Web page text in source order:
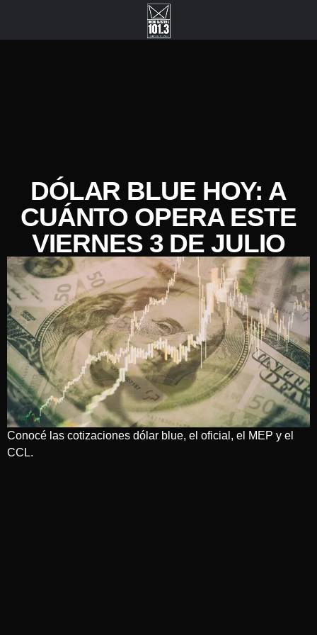
DÓLAR BLUE HOY: A
CUÁNTO OPERA ESTE
VIERNES 3 DE JULIO
Conocé las cotizaciones dólar blue, el oficial, el MEP y el
CCL.